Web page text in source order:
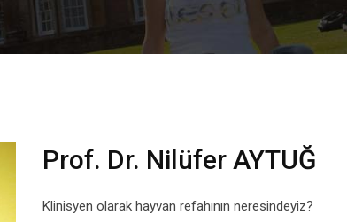
Prof. Dr. Nilüfer AYTUĞ
Klinisyen olarak hayvan refahının neresindeyiz?